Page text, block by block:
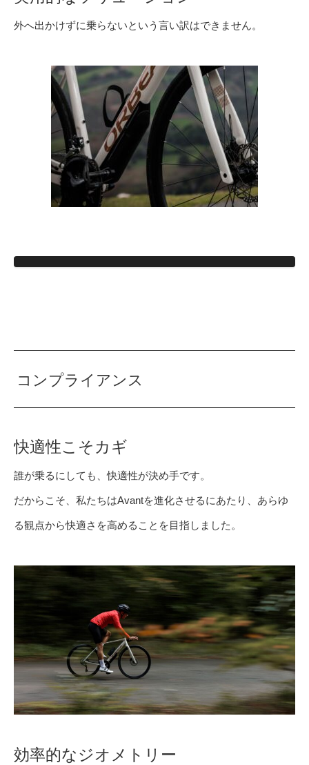
外へ出かけずに乗らないという言い訳はできません。
コンプライアンス
快適性こそカギ
誰が乗るにしても、快適性が決め手です。
だからこそ、私たちはAvantを進化させるにあたり、あらゆ
る観点から快適さを高めることを目指しました。
効率的なジオメトリー